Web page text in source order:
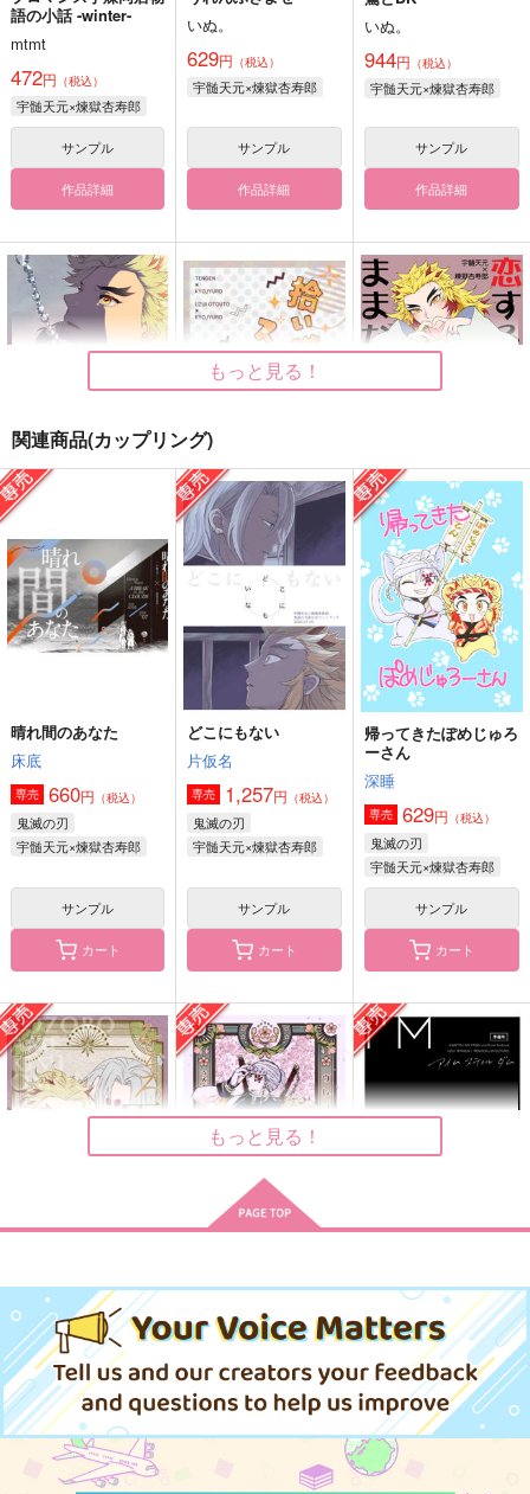
語の小話 -winter-
mtmt
472円 （税込）
宇髄天元×煉獄杏寿郎
サンプル
作品詳細
いぬ。
629円 （税込）
宇髄天元×煉獄杏寿郎
サンプル
作品詳細
いぬ。
944円 （税込）
宇髄天元×煉獄杏寿郎
サンプル
作品詳細
渚を辿る
944円（税込）
宇髄天元×煉獄杏寿郎
サンプル
拾い猫スケッチ
tent.
550円（税込）
宇髄天元×煉獄杏寿郎
サンプル
作品詳細
恋するふたりはままな
らない！
ギガメーカー
715円 （税込）
宇髄天元×煉獄杏寿郎
サンプル
作品詳細
戦煌華日【参】
ジタ
2,200円（税込）
宇髄天元×煉獄杏寿郎
サンプル
現代宇煉の心情
雨空ひとやすみ
1,890円（税込）
宇髄天元×煉獄杏寿郎
サンプル
作品詳細
消えもの
さもなくば進め
550円（税込）
宇髄天元×煉獄杏寿郎
サンプル
もっと見る！
関連商品(カップリング)
晴れ間のあなた
床底
専売 660円 （税込）
鬼滅の刃
宇髄天元×煉獄杏寿郎
サンプル
カート
どこにもない
片仮名
専売 1,257円 （税込）
鬼滅の刃
宇髄天元×煉獄杏寿郎
サンプル
カート
帰ってきたぽめじゅろ
ーさん
深睡
専売 629円 （税込）
鬼滅の刃
宇髄天元×煉獄杏寿郎
サンプル
カート
（下巻）
20式
専売 629円（税込）
鬼滅の刃
宇髄天元×煉獄杏寿郎
サンプル
カート
紅月夜
専売 944円（税込）
宇髄天元×煉獄杏寿郎
サンプル
ゆで小豆
専売 315円（税込）
鬼滅の刃
宇髄天元×煉獄杏寿郎
サンプル
もっと見る！